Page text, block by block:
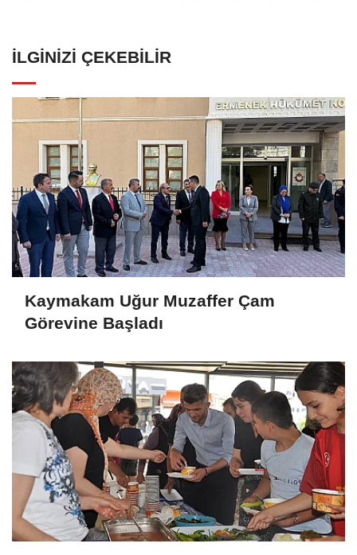
İLGINIZI ÇEKEBILIR
Kaymakam Uğur Muzaffer Çam
Görevine Başladı